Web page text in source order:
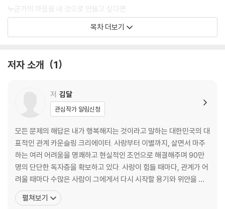
누군가의 마음을 내 것으로 만들고 싶다면
이성을 만날 기회가 없을 때는 어떻게 할까
이제 잘못된 사랑은 그만둘 때가 됐다
첫인상, 외모보다 신경 써야 하는 것
상대를 설레게 만드는 결정적 행동
운명의 상대를 만났을 때 나타나는 징조
당신을 사랑하는 사람이 연인뿐만은 아니다
Chapter 2.
상대방의 진심을 읽는 법
예리하게 상황을 파악하는 촉의 법칙
명심할 것, 설렘은 독이다
맨날 나만 연락하는 관계라면
목차 더보기
저자 소개 1
저 김달
관심작가 알림신청
모든 문제의 해답은 내가 행복해지는 것이라고 말하는 대한민국의 대
표적인 관계 카운슬링 크리에이터. 사랑부터 이별까지, 살면서 마주
하는 여러 어려움을 명쾌하고 현실적인 조언으로 해결해주며 90만
명의 단단한 독자층을 확보하고 있다. 사랑이 힘들 때마다, 관계가 어
려울 때마다 수많은 사람이 그에게서 다시 시작할 용기와 위안을 얻
는다. 이들의 뜨거운 관심 속에 하나둘 쌓인 영상 조회 수는 현재 누적
4억 뷰에 달한다. 그는 어떤 문제든 사소한 것은 없으며, 그 누구도 나
펼쳐보기